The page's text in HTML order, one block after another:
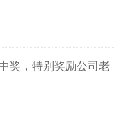
奖，特别奖励公司老